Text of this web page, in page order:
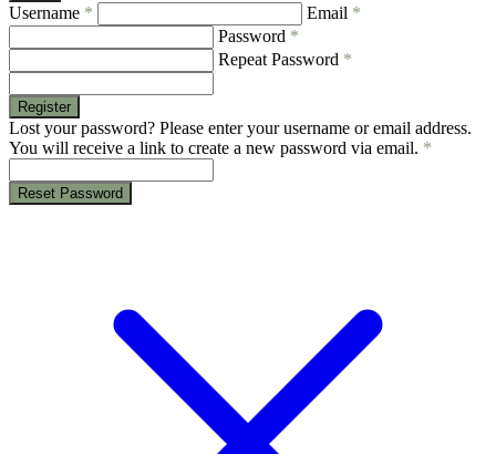
Username * Email *
Password *
Repeat Password *
Register
Lost your password? Please enter your username or email address.
You will receive a link to create a new password via email. *
Reset Password